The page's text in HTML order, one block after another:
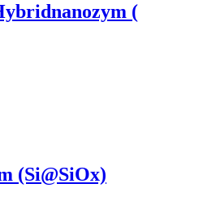
(
(Si@SiOx)